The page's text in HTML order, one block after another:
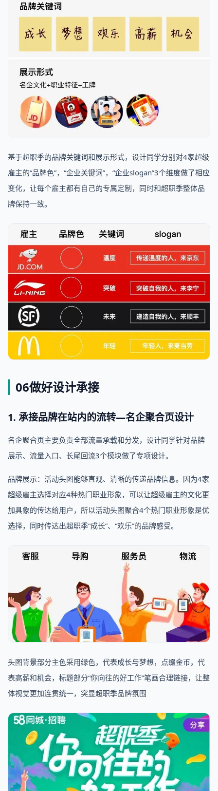
基于超职季的品牌关键词和展示形式，设计同学分别对4家超级
雇主的“品牌色”，“企业关键词”，“企业slogan”3个维度做了相应
变化，让每个雇主都有自己的专属定制，同时和超职季整体品
牌保持一致。
06做好设计承接
1. 承接品牌在站内的流转—名企聚合页设计
名企聚合页主要负责全部流量承载和分发，设计同学针对品牌
展示、流量入口、长尾回流3个模块做了专项设计。
品牌展示：活动头图能够直观、清晰的传递品牌信息。因为4家
超级雇主选择对应4种热门职业形象，可以让超级雇主的文化更
加具象的传达给用户，所以活动头图聚合4个热门职业形象是优
选择，同时传达出超职季“成长”、“欢乐”的品牌感受。
头图背景部分主色采用绿色，代表成长与梦想，点缀金币，代
表高薪和机会，标题部分“你向往的好工作”笔画合理链接，让整
体视觉更加连贯统一，突显超职季品牌氛围